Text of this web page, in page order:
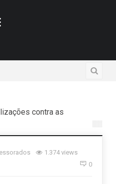
contra as
1.374 views
0